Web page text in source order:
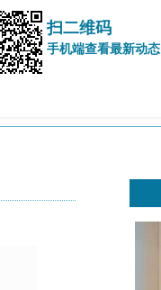
扫二维码
手机端查看最新动态